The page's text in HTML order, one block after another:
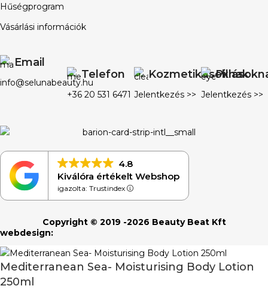
Hűségprogram
Vásárlási információk
Email
info@selunabeauty.hu
Telefon
+36 20 531 6471
Kozmetikusoknak
Jelentkezés >> Jelentkezés >>
4.8
Kiválóra értékelt Webshop
igazolta: Trustindex
Copyright © 2019 -2026 Beauty Beat Kft
webdesign:
Mediterranean Sea- Moisturising Body Lotion
250ml